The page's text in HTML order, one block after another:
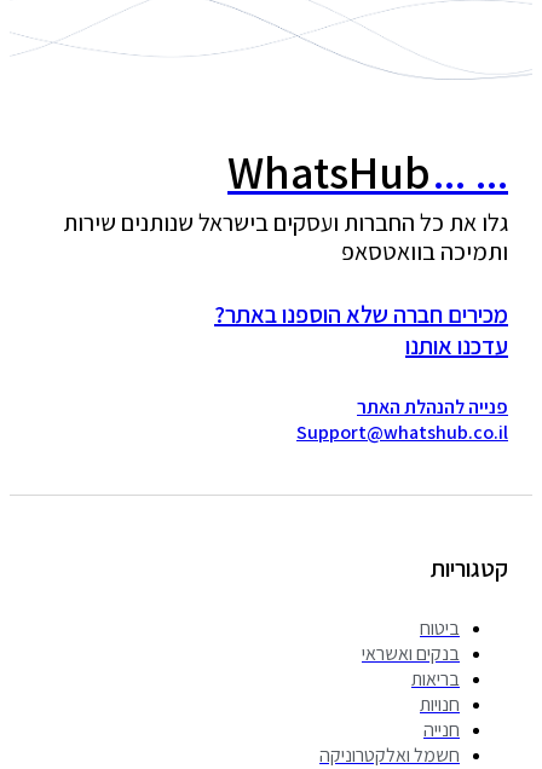
...
WhatsHub
את כל החברות ועסקים בישראל שנותנים שירות
בוואטסאפ
חברה שלא הוספנו באתר?
אותנו
להנהלת האתר
ביטוח
בנקים ואשראי
בריאות
חנויות
חנייה
חשמל ואלקטרוניקה